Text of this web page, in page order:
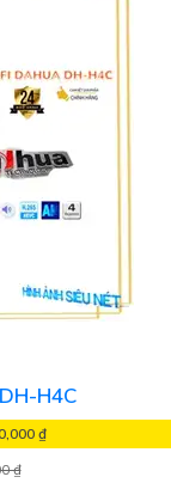
H4C
₫
₫